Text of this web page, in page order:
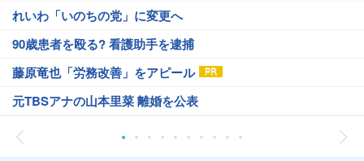
れいわ「いのちの党」に変更へ
90歳患者を殴る? 看護助手を逮捕
藤原竜也「労務改善」をアピール
元TBSアナの山本里菜 離婚を公表